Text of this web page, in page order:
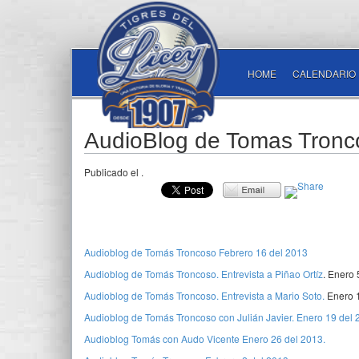
HOME CALENDARIO
AudioBlog de Tomas
Publicado el .
Audioblog de Tomás Troncoso Febrero 16 del 2013
Audioblog de Tomás Troncoso. Entrevista a Piñao Ortíz. Enero
Audioblog de Tomás Troncoso. Entrevista a Mario Soto. Enero
Audioblog de Tomás Troncoso con Julián Javier. Enero 19 del
Audioblog Tomás con Audo Vicente Enero 26 del 2013.